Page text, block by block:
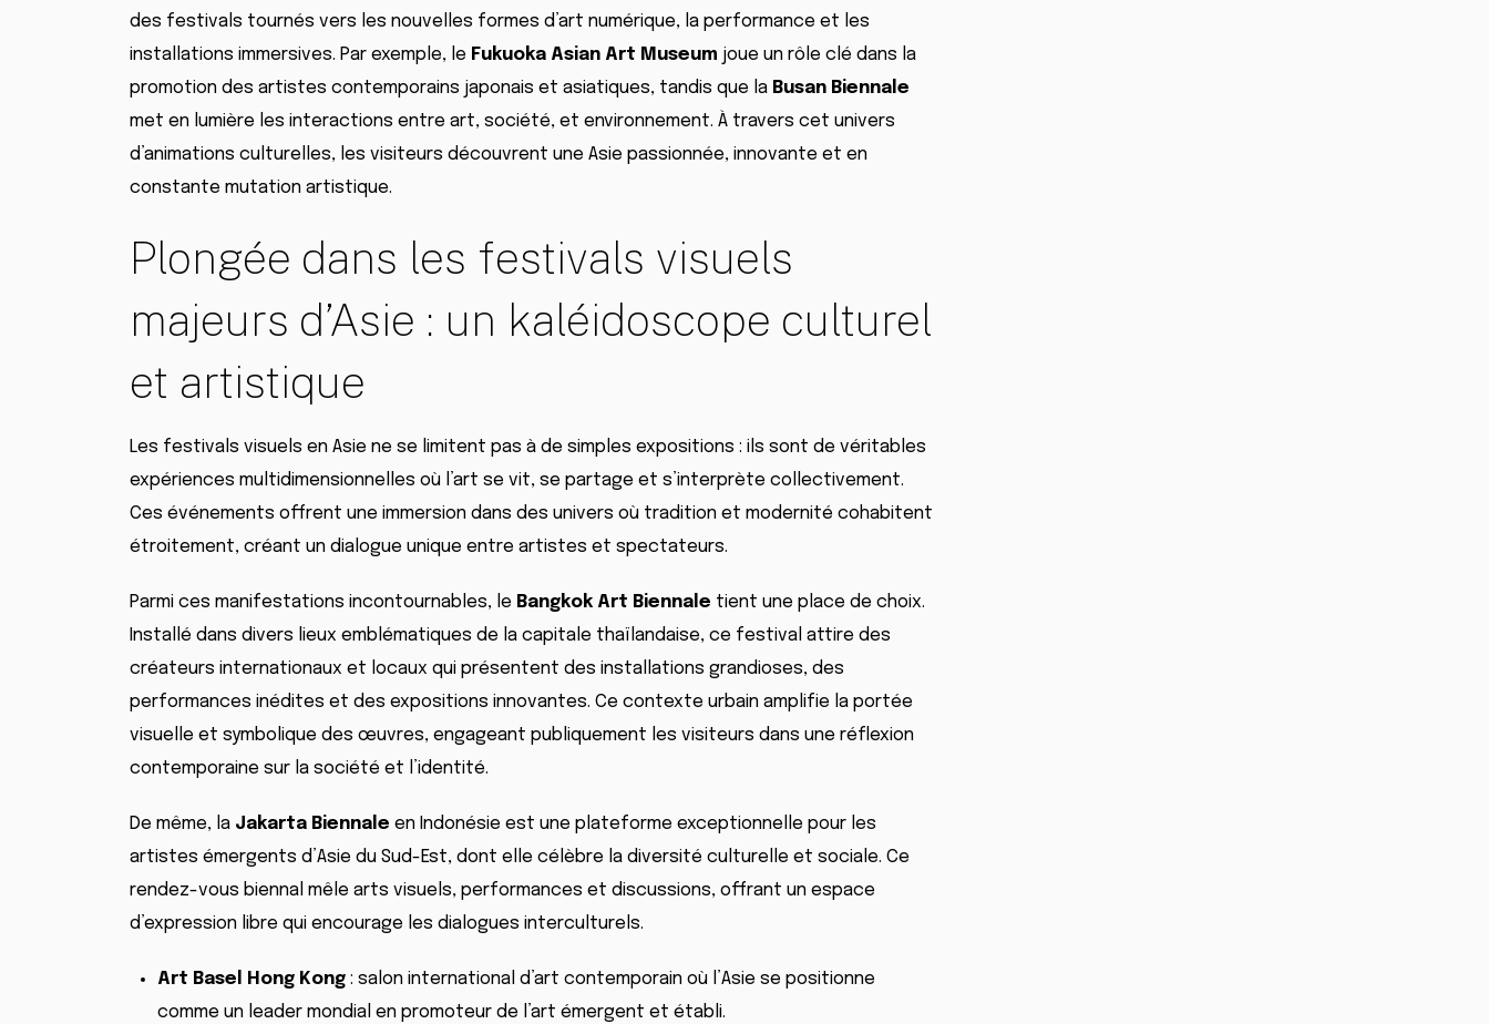
des festivals tournés vers les nouvelles formes d’art numérique, la performance et les
installations immersives. Par exemple, le Fukuoka Asian Art Museum joue un rôle clé dans la
promotion des artistes contemporains japonais et asiatiques, tandis que la Busan Biennale
met en lumière les interactions entre art, société, et environnement. À travers cet univers
d’animations culturelles, les visiteurs découvrent une Asie passionnée, innovante et en
constante mutation artistique.
Plongée dans les festivals visuels
majeurs d’Asie : un kaléidoscope culturel
et artistique
Les festivals visuels en Asie ne se limitent pas à de simples expositions : ils sont de véritables
expériences multidimensionnelles où l’art se vit, se partage et s’interprète collectivement.
Ces événements offrent une immersion dans des univers où tradition et modernité cohabitent
étroitement, créant un dialogue unique entre artistes et spectateurs.
Parmi ces manifestations incontournables, le Bangkok Art Biennale tient une place de choix.
Installé dans divers lieux emblématiques de la capitale thaïlandaise, ce festival attire des
créateurs internationaux et locaux qui présentent des installations grandioses, des
performances inédites et des expositions innovantes. Ce contexte urbain amplifie la portée
visuelle et symbolique des œuvres, engageant publiquement les visiteurs dans une réflexion
contemporaine sur la société et l’identité.
De même, la Jakarta Biennale en Indonésie est une plateforme exceptionnelle pour les
artistes émergents d’Asie du Sud-Est, dont elle célèbre la diversité culturelle et sociale. Ce
rendez-vous biennal mêle arts visuels, performances et discussions, offrant un espace
d’expression libre qui encourage les dialogues interculturels.
Art Basel Hong Kong : salon international d’art contemporain où l’Asie se positionne
comme un leader mondial en promoteur de l’art émergent et établi.